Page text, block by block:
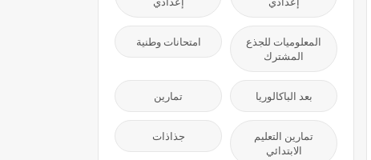
المعلوميات للجذع
المشترك
امتحانات وطنية
بعد الباكالوريا تمارين
تمارين التعليم
الابتدائي
جذاذات